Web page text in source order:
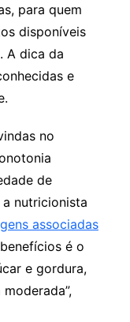
para quem
disponíveis
A dica da
e
no
de
nutricionista
associadas
é o
e gordura,